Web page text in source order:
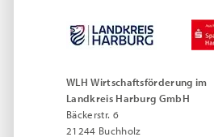
WLH Wirtschaftsförderung im
Landkreis Harburg GmbH
Bäckerstr. 6
21244 Buchholz